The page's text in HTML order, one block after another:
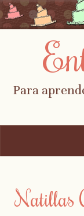
Para
Natillas